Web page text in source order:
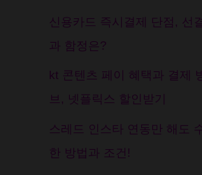
신용카드 즉시결제 단점, 선
과 함정은?
kt 콘텐츠 페이 혜택과 결제
브, 넷플릭스 할인받기
스레드 인스타 연동만 해도
한 방법과 조건!